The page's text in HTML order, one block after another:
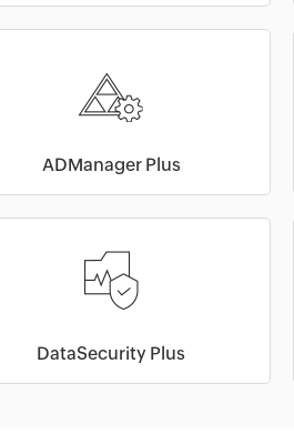
ADManager Plus
DataSecurity Plus